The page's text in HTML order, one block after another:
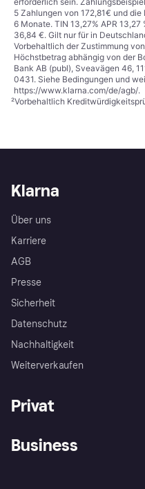
5 Zahlungen von 172,81€ und
6 Monate. TIN 13,27% APR
36,84 €. Gilt nur für in
Vorbehaltlich der Zustimmung
Höchstbetrag abhängig von der
Bank AB (publ), Sveavägen 46,
0431. Siehe Bedingungen und
https://www.klarna.com/de/agb/.
²Vorbehaltlich
Klarna
Über uns
Karriere
AGB
Presse
Sicherheit
Datenschutz
Nachhaltigkeit
Weiterverkaufen
Privat
Business